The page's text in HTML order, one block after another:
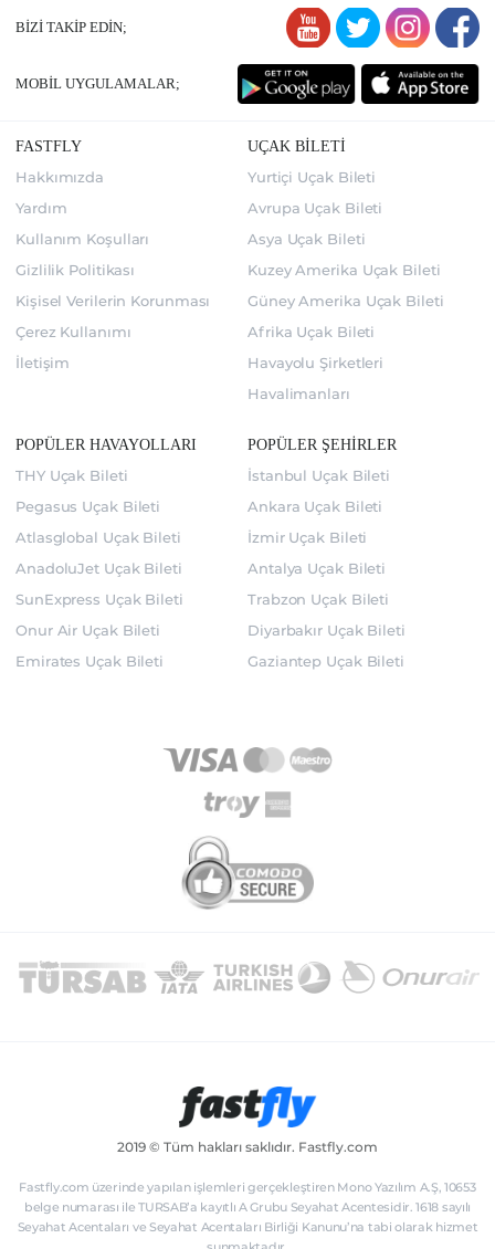
BİZİ TAKİP EDİN;
MOBİL UYGULAMALAR;
FASTFLY
Hakkımızda
Yardım
Kullanım Koşulları
Gizlilik Politikası
Kişisel Verilerin Korunması
Çerez Kullanımı
İletişim
UÇAK BİLETİ
Yurtiçi Uçak Bileti
Avrupa Uçak Bileti
Asya Uçak Bileti
Kuzey Amerika Uçak Bileti
Güney Amerika Uçak Bileti
Afrika Uçak Bileti
Havayolu Şirketleri
Havalimanları
POPÜLER HAVAYOLLARI
THY Uçak Bileti
Pegasus Uçak Bileti
Atlasglobal Uçak Bileti
AnadoluJet Uçak Bileti
SunExpress Uçak Bileti
Onur Air Uçak Bileti
Emirates Uçak Bileti
POPÜLER ŞEHİRLER
İstanbul Uçak Bileti
Ankara Uçak Bileti
İzmir Uçak Bileti
Antalya Uçak Bileti
Trabzon Uçak Bileti
Diyarbakır Uçak Bileti
Gaziantep Uçak Bileti
2019 © Tüm hakları saklıdır. Fastfly.com
Fastfly.com üzerinde yapılan işlemleri gerçekleştiren Mono Yazılım A.Ş, 10653
belge numarası ile TURSAB’a kayıtlı A Grubu Seyahat Acentesidir. 1618 sayılı
Seyahat Acentaları ve Seyahat Acentaları Birliği Kanunu’na tabi olarak hizmet